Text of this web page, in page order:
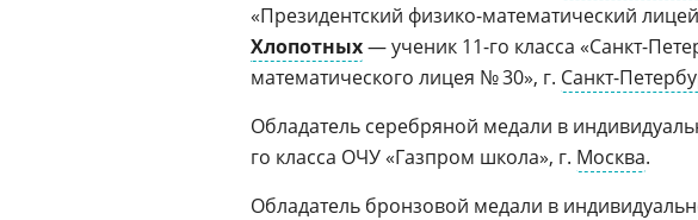
«Президентский физико-математический
Хлопотных— ученик 11-го класса «Санкт-
математического лицея № 30», г. Санкт-
Обладатель серебряной медали в
го класса ОЧУ «Газпром школа», г. Москва.
Обладатель бронзовой медали в